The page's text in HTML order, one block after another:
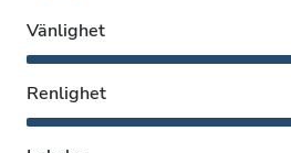
Vänlighet
Renlighet